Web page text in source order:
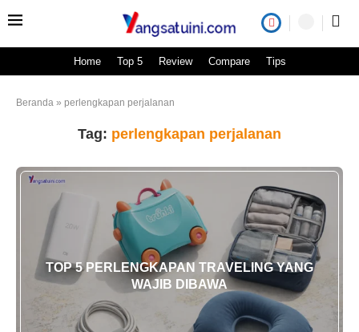
Home Top 5 Review Compare Tips
Beranda » perlengkapan perjalanan
Tag: perlengkapan perjalanan
TOP 5 PERLENGKAPAN TRAVELING YANG
WAJIB DIBAWA